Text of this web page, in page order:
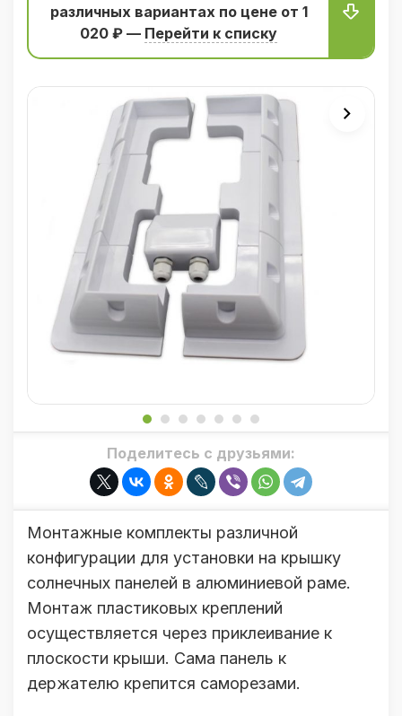
различных вариантаx по цене от 1
020 ₽ — Перейти к списку
Поделитесь с друзьями:
Монтажные комплекты различной
конфигурации для установки на крышку
солнечных панелей в алюминиевой раме.
Монтаж пластиковых креплений
осуществляется через приклеивание к
плоскости крыши. Сама панель к
держателю крепится саморезами.